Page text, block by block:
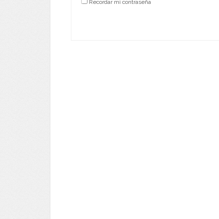
Recordar mi contraseña